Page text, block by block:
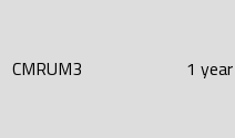
CMRUM3 1 year